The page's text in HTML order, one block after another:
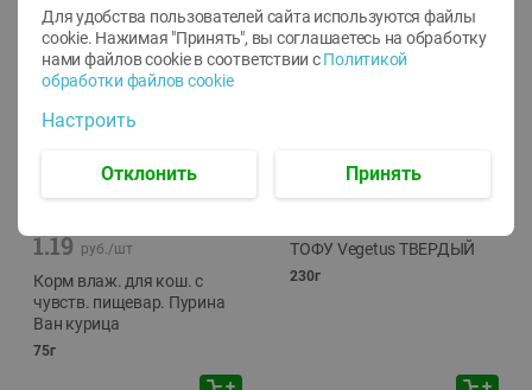
1.19 руб./шт
Корм влаж. для кош. с
чувств. пищевар. Пурина
Ван курица
75г
ТОФУ Vegetus ТВЕРДЫЙ
230г
Для удобства пользователей сайта используются файлы
cookie. Нажимая "Принять", вы соглашаетесь на обработку
нами файлов cookie в соответствии с Политикой
обработки файлов cookie
Настроить
Отклонить Принять